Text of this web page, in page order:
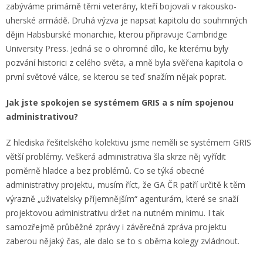
zabýváme primárně těmi veterány, kteří bojovali v rakousko-
uherské armádě. Druhá výzva je napsat kapitolu do souhrnných
dějin Habsburské monarchie, kterou připravuje Cambridge
University Press. Jedná se o ohromné dílo, ke kterému byly
pozvání historici z celého světa, a mně byla svěřena kapitola o
první světové válce, se kterou se teď snažím nějak poprat.
Jak jste spokojen se systémem GRIS a s ním spojenou
administrativou?
Z hlediska řešitelského kolektivu jsme neměli se systémem GRIS
větší problémy. Veškerá administrativa šla skrze něj vyřídit
poměrně hladce a bez problémů. Co se týká obecné
administrativy projektu, musím říct, že GA ČR patří určitě k těm
výrazně „uživatelsky příjemnějším“ agenturám, které se snaží
projektovou administrativu držet na nutném minimu. I tak
samozřejmě průběžné zprávy i závěrečná zpráva projektu
zaberou nějaký čas, ale dalo se to s oběma kolegy zvládnout.